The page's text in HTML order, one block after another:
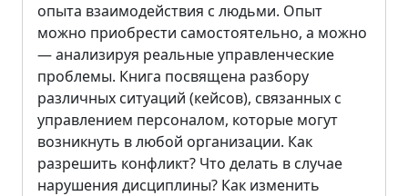
опыта взаимодействия с людьми. Опыт
можно приобрести самостоятельно, а можно
— анализируя реальные управленческие
проблемы. Книга посвящена разбору
различных ситуаций (кейсов), связанных с
управлением персоналом, которые могут
возникнуть в любой организации. Как
разрешить конфликт? Что делать в случае
нарушения дисциплины? Как изменить